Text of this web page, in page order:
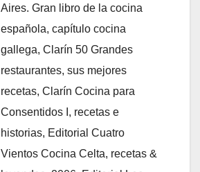
Aires. Gran libro de la cocina
española, capítulo cocina
gallega, Clarín 50 Grandes
restaurantes, sus mejores
recetas, Clarín Cocina para
Consentidos I, recetas e
historias, Editorial Cuatro
Vientos Cocina Celta, recetas &